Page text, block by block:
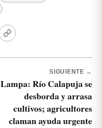
SIGUIENTE →
Lampa: Río Calapuja se
desborda y arrasa
cultivos; agricultores
claman ayuda urgente